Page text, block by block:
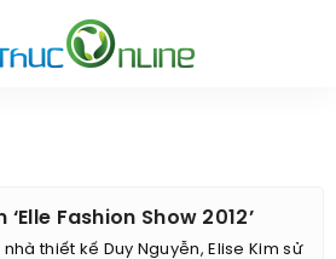
Fashion Show 2012’
nhà thiết kế Duy Nguyễn, Elise Kim sử